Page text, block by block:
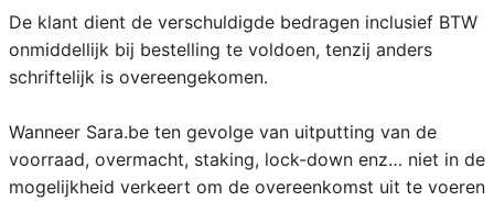
De klant dient de verschuldigde bedragen inclusief BTW
onmiddellijk bij bestelling te voldoen, tenzij anders
schriftelijk is overeengekomen.
Wanneer Sara.be ten gevolge van uitputting van de
voorraad, overmacht, staking, lock-down enz… niet in de
mogelijkheid verkeert om de overeenkomst uit te voeren